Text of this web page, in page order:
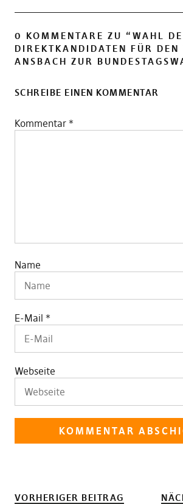
0 KOMMENTARE ZU “ WAHL
DIREKTKANDIDATEN FÜR DEN
ANSBACH ZUR
SCHREIBE EINEN KOMMENTAR
Kommentar *
Name
E-Mail *
Webseite
VORHERIGER BEITRAG